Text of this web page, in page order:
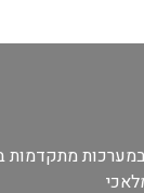
במערכות מתקדמות